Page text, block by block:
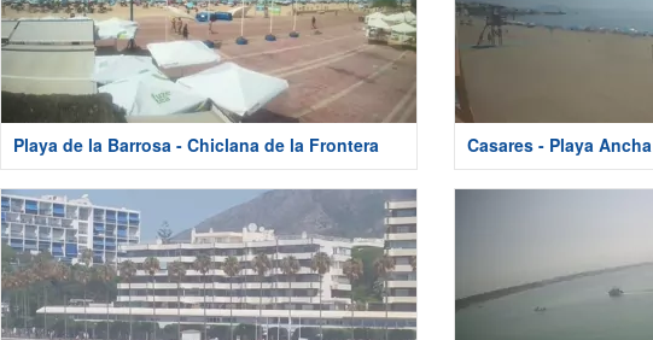
Playa de la Barrosa - Chiclana de la Frontera Casares - Playa Ancha